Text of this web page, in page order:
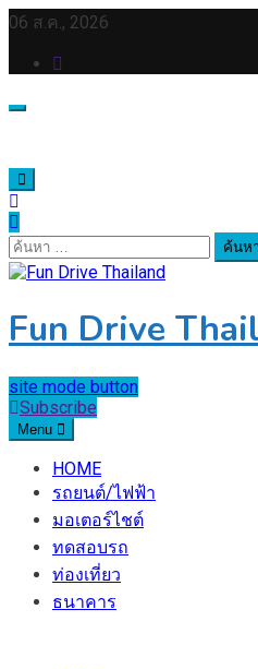
Skip
content
06 ส.ค., 2026
ค้นหา
สำหรับ:
Fun Drive
site mode button
Subscribe
Menu
HOME
รถยนต์/ไฟฟ้า
มอเตอร์ไชต์
ทดสอบรถ
ท่องเที่ยว
ธนาคาร